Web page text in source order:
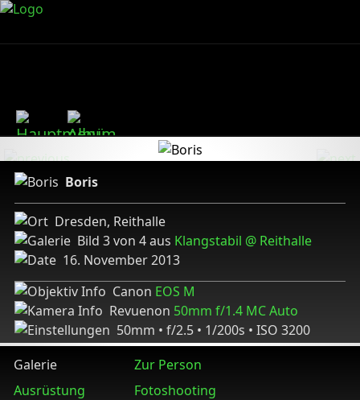
Boris
Dresden, Reithalle
Bild 3 von 4 aus Klangstabil @ Reithalle
16. November 2013
Canon EOS M
Revuenon 50mm f/1.4 MC Auto
50mm • f/2.5 • 1/200s • ISO 3200
Galerie
Zur Person
Ausrüstung
Fotoshooting